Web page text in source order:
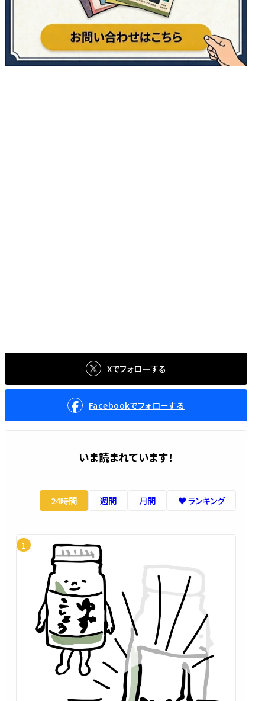
Xでフォローする
Facebookでフォローする
いま読まれています！
24時間 週間 月間 ♥️ ランキング